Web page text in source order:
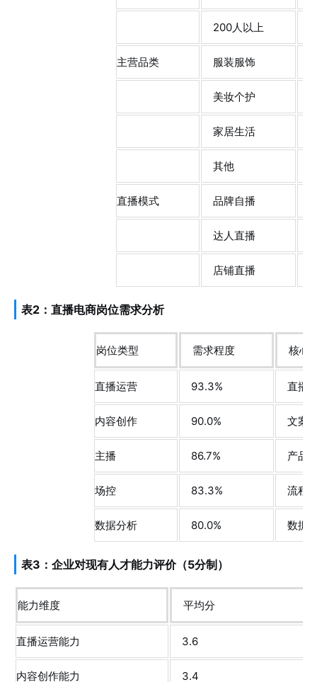
200人以上
主营品类 服装服饰
美妆个护
家居生活
其他
直播模式 品牌自播
达人直播
店铺直播
表2：直播电商岗位需求分析
岗位类型 需求程度 核心
直播运营 93.3% 直播
内容创作 90.0% 文案
主播 86.7% 产品
场控 83.3% 流程
数据分析 80.0% 数据
表3：企业对现有人才能力评价（5分制）
能力维度 平均分
直播运营能力 3.6
内容创作能力 3.4